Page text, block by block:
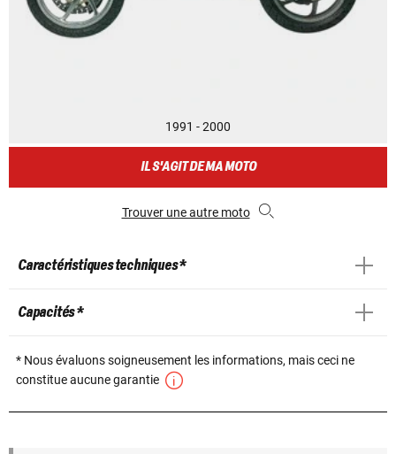
1991 - 2000
IL S'AGIT DE MA MOTO
Trouver une autre moto
Caractéristiques techniques *
Capacités *
* Nous évaluons soigneusement les informations, mais ceci ne
constitue aucune garantie